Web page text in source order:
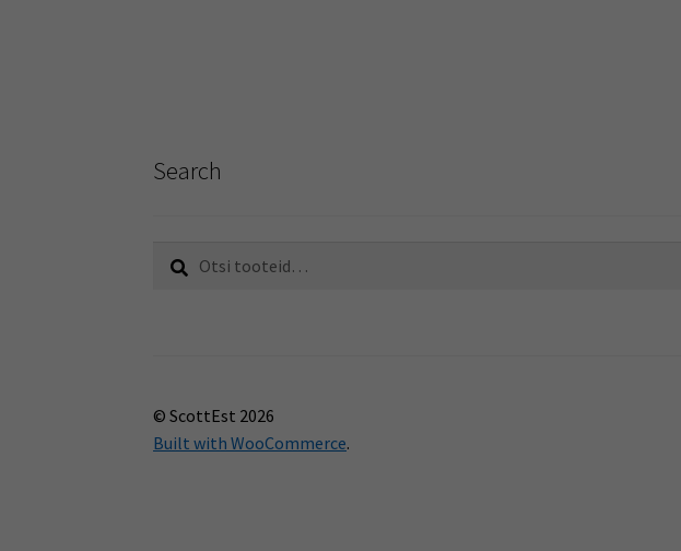
Search
© ScottEst 2026
Built with WooCommerce.